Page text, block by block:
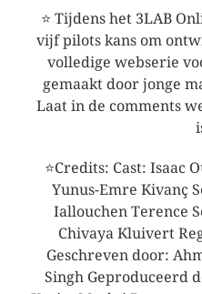
⭐ Tijdens het 3LAB
vijf pilots kans om
volledige webserie
gemaakt door jonge
Laat in de comments
⭐Credits: Cast: Isaac
Yunus-Emre Kivanç
Iallouchen Terence
Chivaya Kluivert
Geschreven door:
Singh Geproduceerd